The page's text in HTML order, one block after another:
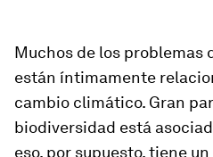
Muchos de los problemas
están íntimamente
cambio climático. Gran
biodiversidad está
eso, por supuesto, tiene